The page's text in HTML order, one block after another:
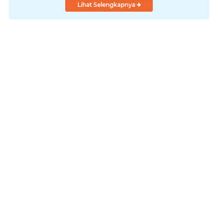
Lihat Selengkapnya